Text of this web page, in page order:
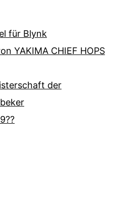
für Blynk
YAKIMA CHIEF HOPS
der